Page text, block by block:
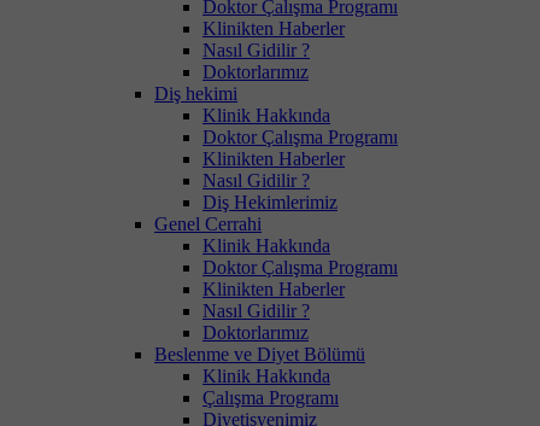
Doktor Çalışma Programı
Klinikten Haberler
Nasıl Gidilir ?
Doktorlarımız
Diş hekimi
Klinik Hakkında
Doktor Çalışma Programı
Klinikten Haberler
Nasıl Gidilir ?
Diş Hekimlerimiz
Genel Cerrahi
Klinik Hakkında
Doktor Çalışma Programı
Klinikten Haberler
Nasıl Gidilir ?
Doktorlarımız
Beslenme ve Diyet Bölümü
Klinik Hakkında
Çalışma Programı
Diyetisyenimiz